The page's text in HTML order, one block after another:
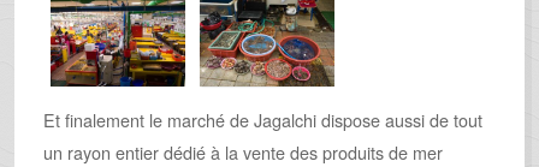
Et finalement le marché de Jagalchi dispose aussi de tout
un rayon entier dédié à la vente des produits de mer